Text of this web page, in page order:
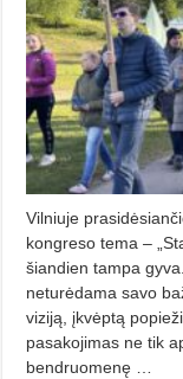
Vilniuje
kongreso tema –
šiandien tampa
neturėdama savo
viziją, įkvėptą
pasakojimas ne tik
bendruomenę …